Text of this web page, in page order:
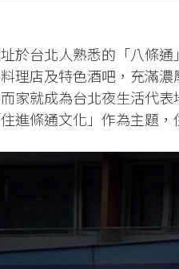
於台北人熟悉的「八條通
理店及特色酒吧，充滿
家就成為台北夜生活代
進條通文化」作為主題